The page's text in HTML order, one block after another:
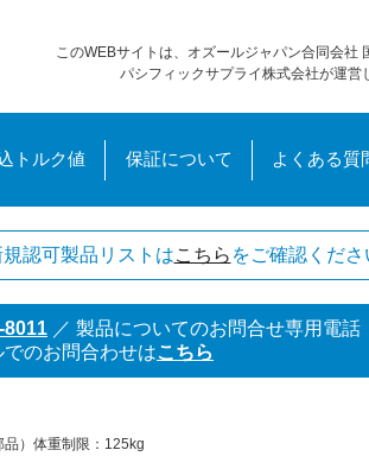
このWEBサイトは、オズールジャパン合同会社
パシフィックサプライ株式会社が運営
トルク値 保証について よくある質
認可製品リストはこちら をご確認くださ
8011 ／ 製品についてのお問合せ専用電話
でのお問合わせはこちら
）体重制限：125kg